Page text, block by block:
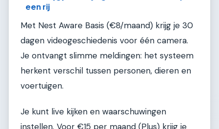
een rij
Met Nest Aware Basis (€8/maand) krijg je 30
dagen videogeschiedenis voor één camera.
Je ontvangt slimme meldingen: het systeem
herkent verschil tussen personen, dieren en
voertuigen.
Je kunt live kijken en waarschuwingen
instellen. Voor €15 per maand (Plus) krijg je